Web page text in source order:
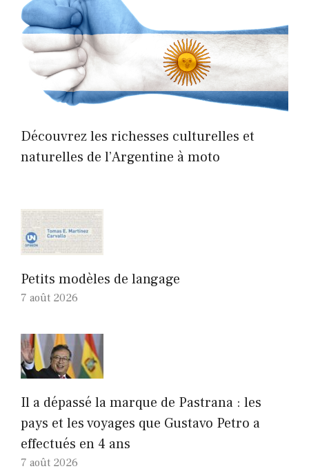
Découvrez les richesses culturelles et
naturelles de l’Argentine à moto
Petits modèles de langage
7 août 2026
Il a dépassé la marque de Pastrana : les
pays et les voyages que Gustavo Petro a
effectués en 4 ans
7 août 2026